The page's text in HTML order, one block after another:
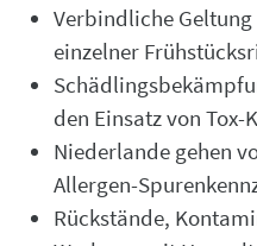
Verbindliche
einzelner
den Einsatz von Tox-
Niederlande gehen
Allergen-
Rückstände,